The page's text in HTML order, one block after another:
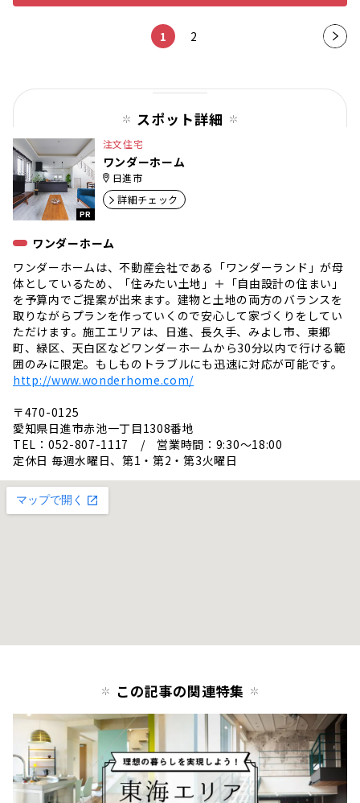
1 2
次の
スポット詳細
PR
注文住宅
ワンダーホーム
日進市
詳細チェック
ワンダーホーム
ワンダーホームは、不動産会社である「ワンダーランド」が母
体としているため、「住みたい土地」＋「自由設計の住まい」
を予算内でご提案が出来ます。建物と土地の両方のバランスを
取りながらプランを作っていくので安心して家づくりをしてい
ただけます。施工エリアは、日進、長久手、みよし市、東郷
町、緑区、天白区などワンダーホームから30分以内で行ける範
囲のみに限定。もしものトラブルにも迅速に対応が可能です。
http://www.wonderhome.com/
〒470-0125
愛知県日進市赤池一丁目1308番地
TEL：052-807-1117 / 営業時間：9:30～18:00
定休日 毎週水曜日、第1・第2・第3火曜日
この記事の関連特集